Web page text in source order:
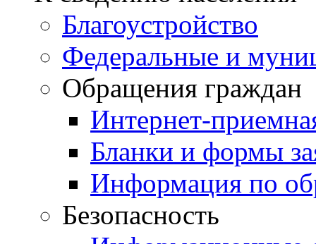
Благоустройство
Федеральные и
Обращения граждан
Интернет-
Бланки и формы
Информация по
Безопасность